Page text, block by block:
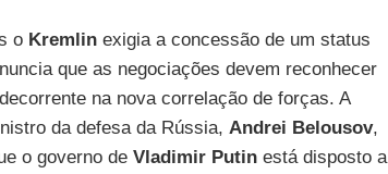
o Kremlinexigia a concessão de um status
que as negociações devem reconhecer
na nova correlação de forças. A
da defesa da Rússia, Andrei Belousov,
o governo deVladimir Putinestá disposto a